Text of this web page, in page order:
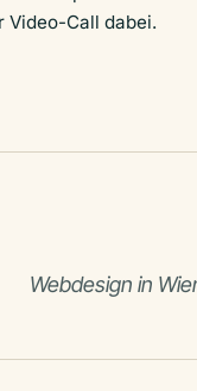
Video-Call dabei.
Webdesign in